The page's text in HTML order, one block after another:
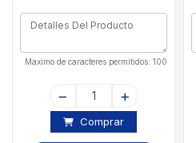
Maximo de caracteres permitidos: 100
Comprar